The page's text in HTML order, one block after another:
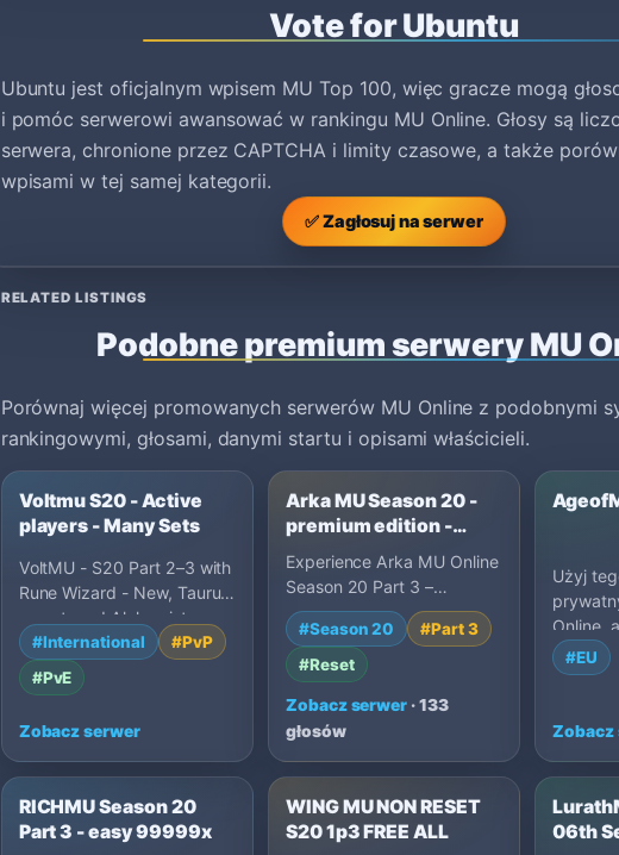
Vote for Ubuntu
Ubuntu jest oficjalnym wpisem MU Top 100, więc gracze mogą
i pomóc serwerowi awansować w rankingu MU Online. Głosy są
serwera, chronione przez CAPTCHA i limity czasowe, a także
wpisami w tej samej kategorii.
✅ Zagłosuj na serwer
RELATED LISTINGS
Podobne premium serwery MU
Porównaj więcej promowanych serwerów MU Online z podobnymi
rankingowymi, głosami, danymi startu i opisami właścicieli.
Voltmu S20 - Active
players - Many Sets
VoltMU - S20 Part 2–3 with
Rune Wizard - New, Taurus
mount, and Alchemist.
Ruud/Coins on every…
#International
#PvP
#PvE
Zobacz serwer
Arka MU Season 20 -
premium edition -
stable and longterm
Experience Arka MU Online
Season 20 Part 3 –
Premium Edition, a long-
term MU Online private
ser…
#Season 20
#Part 3
#Reset
Zobacz serwer · 133
głosów
Użyj
Online,
aktywne
głosów,
#EU
Zobacz
RICHMU Season 20
Part 3 - easy 99999x
WING MU NON RESET
S20 1p3 FREE ALL
06th